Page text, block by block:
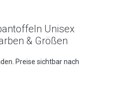
Unisex
& Größen
Preise sichtbar nach